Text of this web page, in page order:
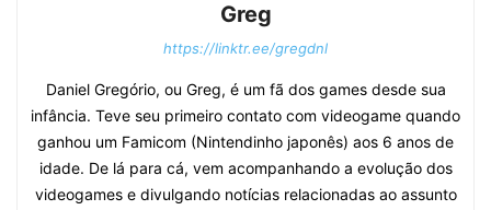
Greg
https://linktr.ee/gregdnl
Daniel Gregório, ou Greg, é um fã dos games desde sua
infância. Teve seu primeiro contato com videogame quando
ganhou um Famicom (Nintendinho japonês) aos 6 anos de
idade. De lá para cá, vem acompanhando a evolução dos
videogames e divulgando notícias relacionadas ao assunto